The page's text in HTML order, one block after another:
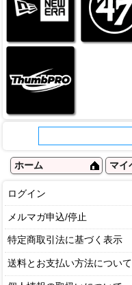
ホーム マイ
ログイン
メルマガ申込/停止
特定商取引法に基づく表示
送料とお支払い方法について